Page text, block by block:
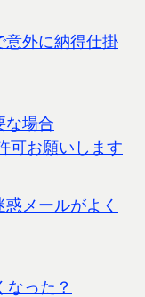
意外に納得仕掛
な場合
可お願いします
メールがよく
った？